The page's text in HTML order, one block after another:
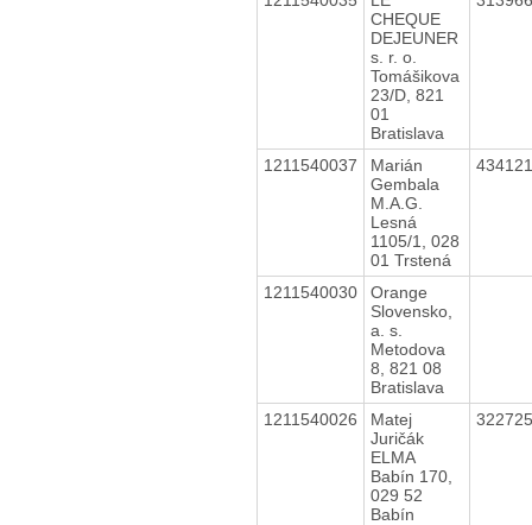
CHEQUE
DEJEUNER
s. r. o.
Tomášikova
23/D, 821
01
Bratislava
1211540037
Marián
Gembala
M.A.G.
Lesná
1105/1, 028
01 Trstená
1211540030
Orange
Slovensko,
a. s.
Metodova
8, 821 08
Bratislava
1211540026
Matej
Juričák
ELMA
Babín 170,
029 52
Babín